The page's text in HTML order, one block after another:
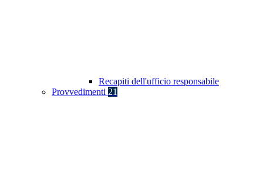
Recapiti dell'ufficio responsabile
Provvedimenti 21